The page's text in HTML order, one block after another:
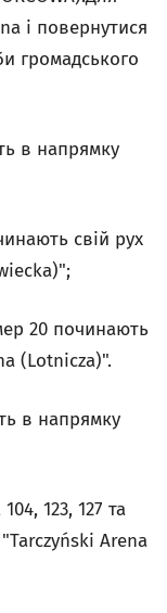
і повернутися
громадського
в напрямку
свій рух
20 починають
(Lotnicza)".
в напрямку
123, 127 та
Arena